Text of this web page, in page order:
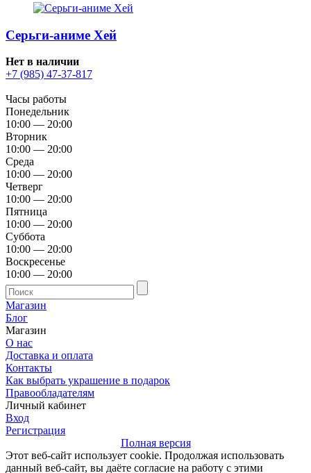
Серьги-аниме Хей
Нет в наличии
+7 (985) 47-37-817
Часы работы
Понедельник
10:00 — 20:00
Вторник
10:00 — 20:00
Среда
10:00 — 20:00
Четверг
10:00 — 20:00
Пятница
10:00 — 20:00
Суббота
10:00 — 20:00
Воскресенье
10:00 — 20:00
Магазин
Блог
Магазин
О нас
Доставка и оплата
Контакты
Как выбрать украшение в подарок
Правообладателям
Личный кабинет
Вход
Регистрация
Полная версия
Этот веб-сайт использует cookie. Продолжая использовать
данный веб-сайт, вы даёте согласие на работу с этими